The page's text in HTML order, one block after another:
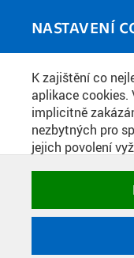
NASTAVENÍ
K zajištění co
aplikace cookies.
implicitně
nezbytných pro
jejich povolení
zakázat,
kategorie. Svoje
kdykoli změnit.